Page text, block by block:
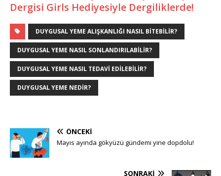
Dergisi Girls Hediyesiyle Dergiliklerde!
DUYGUSAL YEME ALIŞKANLIĞI NASIL BITEBILIR?
DUYGUSAL YEME NASIL SONLANDIRILABILIR?
DUYGUSAL YEME NASIL TEDAVI EDILEBILIR?
DUYGUSAL YEME NEDIR?
ÖNCEKI
Mayıs ayında gökyüzü gündemi yine dopdolu!
SONRAKI